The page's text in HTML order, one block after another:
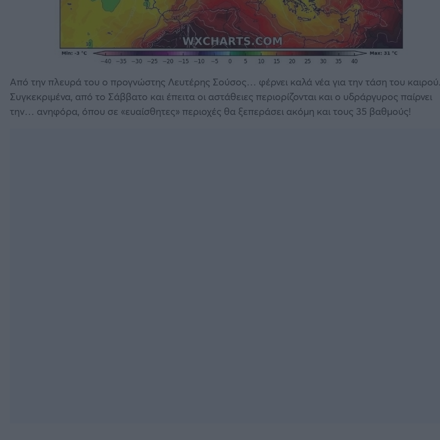
Από την πλευρά του ο προγνώστης Λευτέρης Σούσος… φέρνει καλά νέα για την τάση του
Συγκεκριμένα, από το Σάββατο και έπειτα οι αστάθειες περιορίζονται και ο υδράργυρος παίρνει
την… ανηφόρα, όπου σε «ευαίσθητες» περιοχές θα ξεπεράσει ακόμη και τους 35 βαθμούς!